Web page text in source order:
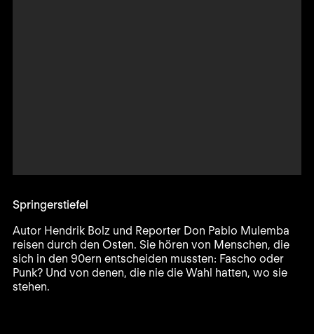
Springerstiefel
Autor Hendrik Bolz und Reporter Don Pablo Mulemba
reisen durch den Osten. Sie hören von Menschen, die
sich in den 90ern entscheiden mussten: Fascho oder
Punk? Und von denen, die nie die Wahl hatten, wo sie
stehen.